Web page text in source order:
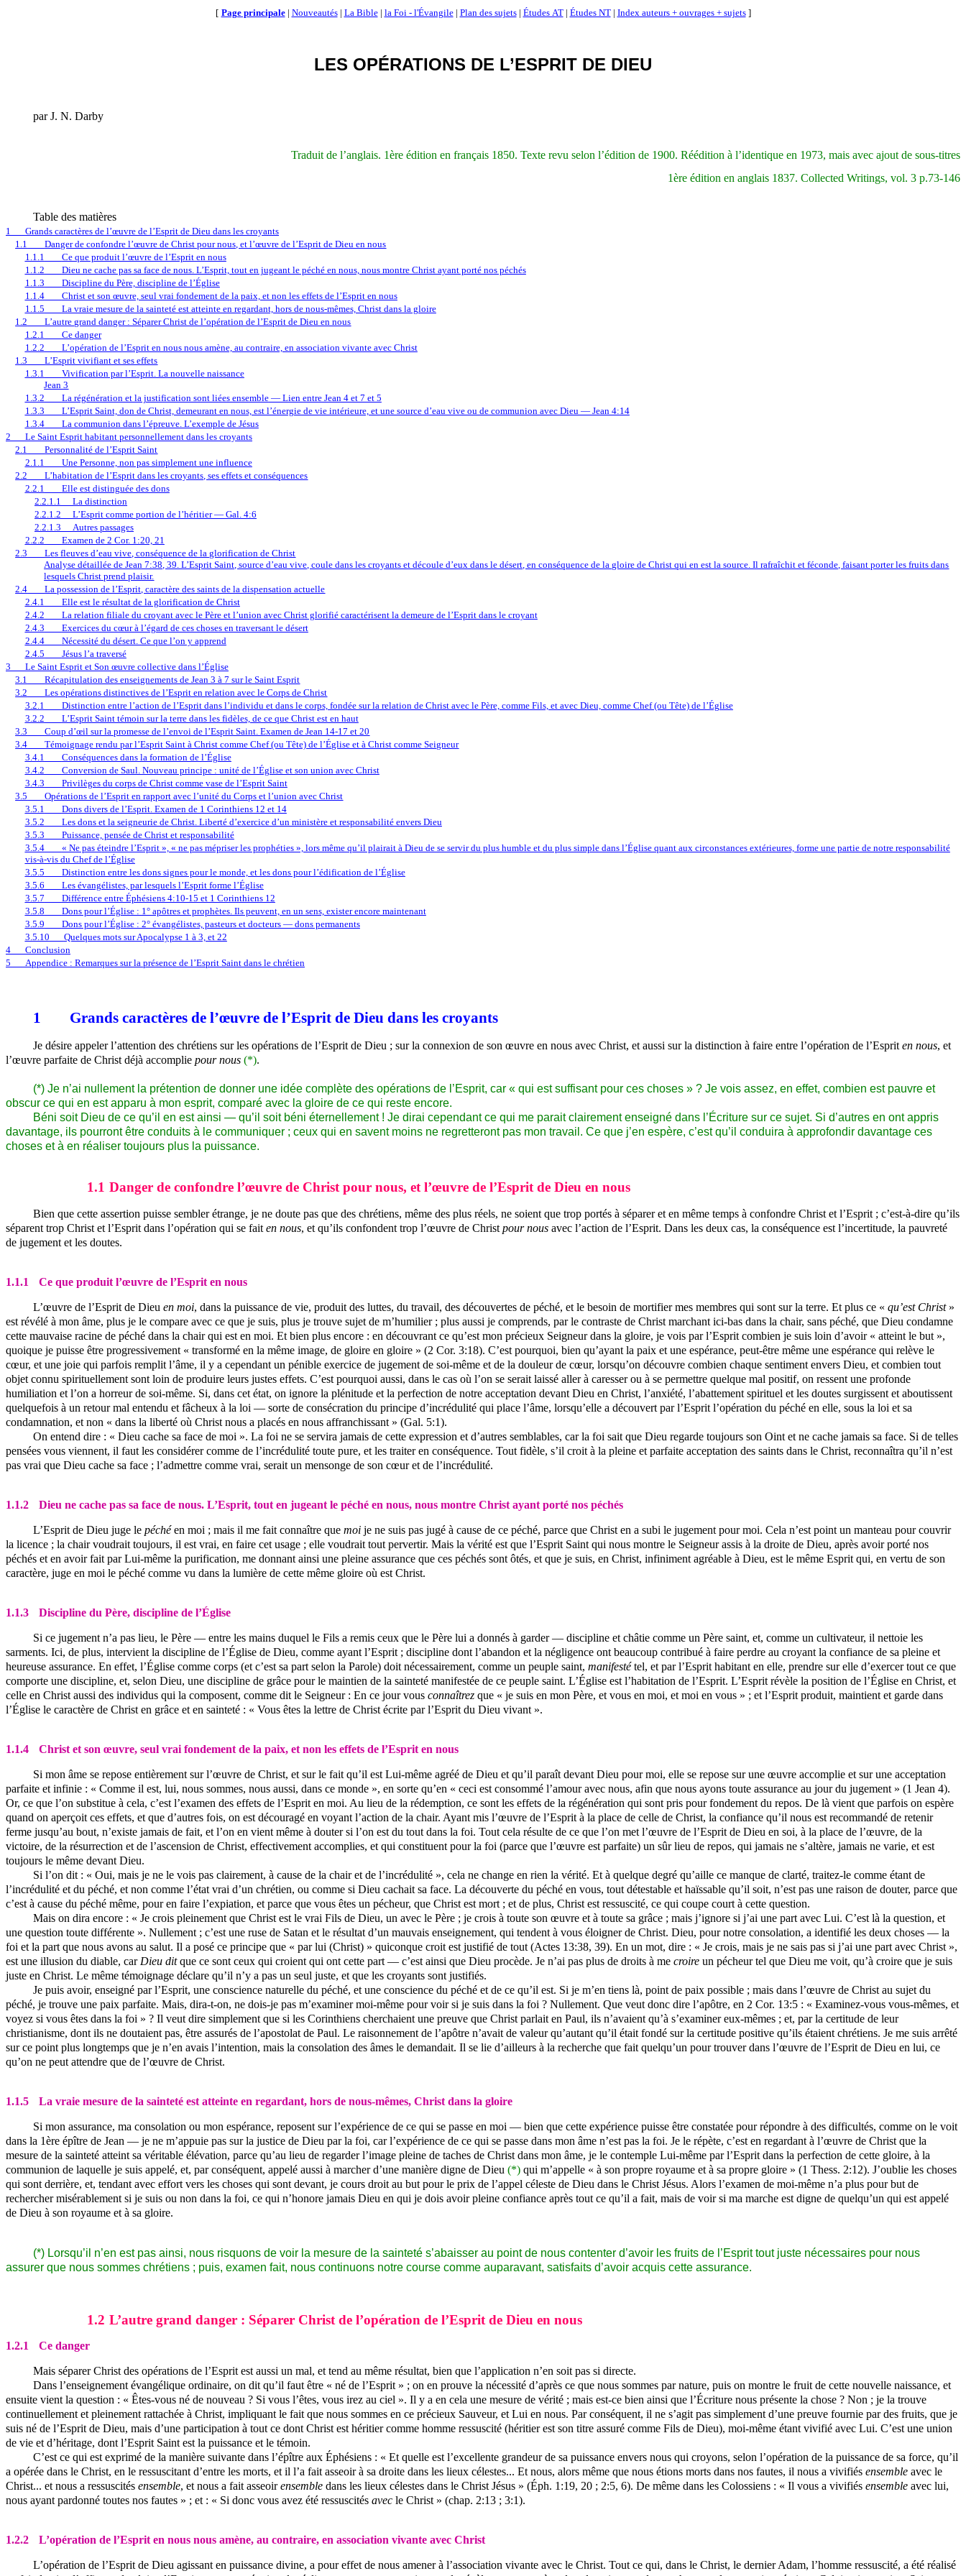
[ Page principale| Nouveautés| La Bible| la Foi - l'Évangile| Plan des sujets| Études AT| Études NT| Index auteurs + ouvrages + sujets]
LES OPÉRATIONS DE L’ESPRIT DE DIEU
par J. N. Darby
Traduit de l’anglais. 1ère édition en français 1850. Texte revu selon l’édition de 1900. Réédition à l’identique en 1973, mais avec ajout de sous-titres
1ère édition en anglais 1837. Collected Writings, vol. 3 p.73-146
Table des matières
1
Grands caractères de l’œuvre de l’Esprit de Dieu dans les croyants
1.1
Danger de confondre l’œuvre de Christ pour nous, et l’œuvre de l’Esprit de Dieu en nous
1.1.1
Ce que produit l’œuvre de l’Esprit en nous
1.1.2
Dieu ne cache pas sa face de nous. L’Esprit, tout en jugeant le péché en nous, nous montre Christ ayant porté nos péchés
1.1.3
Discipline du Père, discipline de l’Église
1.1.4
Christ et son œuvre, seul vrai fondement de la paix, et non les effets de l’Esprit en nous
1.1.5
La vraie mesure de la sainteté est atteinte en regardant, hors de nous-mêmes, Christ dans la gloire
1.2
L’autre grand danger : Séparer Christ de l’opération de l’Esprit de Dieu en nous
1.2.1
Ce danger
1.2.2
L’opération de l’Esprit en nous nous amène, au contraire, en association vivante avec Christ
1.3
L’Esprit vivifiant et ses effets
1.3.1
Vivification par l’Esprit. La nouvelle naissance
Jean 3
1.3.2
La régénération et la justification sont liées ensemble— Lien entre Jean 4 et 7 et 5
1.3.3
L’Esprit Saint, don de Christ, demeurant en nous, est l’énergie de vie intérieure, et une source d’eau vive ou de communion avec Dieu — Jean 4:14
1.3.4
La communion dans l’épreuve. L’exemple de Jésus
2
Le Saint Esprit habitant personnellement dans les croyants
2.1
Personnalité de l’Esprit Saint
2.1.1
Une Personne, non pas simplement une influence
2.2
L’habitation de l’Esprit dans les croyants, ses effets et conséquences
2.2.1
Elle est distinguée des dons
2.2.1.1
La distinction
2.2.1.2
L’Esprit comme portion de l’héritier — Gal. 4:6
2.2.1.3
Autres passages
2.2.2
Examen de 2 Cor. 1:20, 21
2.3
Les fleuves d’eau vive, conséquence de la glorification de Christ
Analyse détaillée de Jean 7:38, 39. L’Esprit Saint, source d’eau vive, coule dans les croyants et découle d’eux dans le désert, en conséquence de la gloire de Christ qui en est la source. Il rafraîchit et féconde, faisant porter les fruits dans
lesquels Christ prend plaisir.
2.4
La possession de l’Esprit, caractère des saints de la dispensation actuelle
2.4.1
Elle est le résultat de la glorification de Christ
2.4.2
La relation filiale du croyant avec le Père et l’union avec Christ glorifié caractérisent la demeure de l’Esprit dans le croyant
2.4.3
Exercices du cœur à l’égard de ces choses en traversant le désert
2.4.4
Nécessité du désert. Ce que l’on y apprend
2.4.5
Jésus l’a traversé
3
Le Saint Esprit et Son œuvre collective dans l’Église
3.1
Récapitulation des enseignements de Jean 3 à 7 sur le Saint Esprit
3.2
Les opérations distinctives de l’Esprit en relation avec le Corps de Christ
3.2.1
Distinction entre l’action de l’Esprit dans l’individu et dans le corps, fondée sur la relation de Christ avec le Père, comme Fils, et avec Dieu, comme Chef (ou Tête) de l’Église
3.2.2
L’Esprit Saint témoin sur la terre dans les fidèles, de ce que Christ est en haut
3.3
Coup d’œil sur la promesse de l’envoi de l’Esprit Saint. Examen de Jean 14-17 et 20
3.4
Témoignage rendu par l’Esprit Saint à Christ comme Chef (ou Tête) de l’Église et à Christ comme Seigneur
3.4.1
Conséquences dans la formation de l’Église
3.4.2
Conversion de Saul. Nouveau principe : unité de l’Église et son union avec Christ
3.4.3
Privilèges du corps de Christ comme vase de l’Esprit Saint
3.5
Opérations de l’Esprit en rapport avec l’unité du Corps et l’union avec Christ
3.5.1
Dons divers de l’Esprit. Examen de 1 Corinthiens 12 et 14
3.5.2
Les dons et la seigneurie de Christ. Liberté d’exercice d’un ministère et responsabilité envers Dieu
3.5.3
Puissance, pensée de Christ et responsabilité
3.5.4
« Ne pas éteindre l’Esprit », « ne pas mépriser les prophéties », lors même qu’il plairait à Dieu de se servir du plus humble et du plus simple dans l’Église quant aux circonstances extérieures, forme une partie de notre responsabilité
vis-à-vis du Chef de l’Église
3.5.5
Distinction entre les dons signes pour le monde, et les dons pour l’édification de l’Église
3.5.6
Les évangélistes, par lesquels l’Esprit forme l’Église
3.5.7
Différence entre Éphésiens 4:10-15 et 1 Corinthiens 12
3.5.8
Dons pour l’Église : 1° apôtres et prophètes. Ils peuvent, en un sens, exister encore maintenant
3.5.9
Dons pour l’Église : 2° évangélistes, pasteurs et docteurs — dons permanents
3.5.10
Quelques mots sur Apocalypse 1 à 3, et 22
4
Conclusion
5
Appendice : Remarques sur la présence de l’Esprit Saint dans le chrétien
1 Grands caractères de l’œuvre de l’Esprit de Dieu dans les croyants
Je désire appeler l’attention des chrétiens sur les opérations de l’Esprit de Dieu ; sur la connexion de son œuvre en nous avec Christ, et aussi sur la distinction à faire entre l’opération de l’Esprit en nous, et
l’œuvre parfaite de Christ déjà accomplie pour nous (*).
(*) Je n’ai nullement la prétention de donner une idée complète des opérations de l’Esprit, car « qui est suffisant pour ces choses » ? Je vois assez, en effet, combien est pauvre et
obscur ce qui en est apparu à mon esprit, comparé avec la gloire de ce qui reste encore.
Béni soit Dieu de ce qu’il en est ainsi — qu’il soit béni éternellement ! Je dirai cependant ce qui me parait clairement enseigné dans l’Écriture sur ce sujet. Si d’autres en ont appris
davantage, ils pourront être conduits à le communiquer ; ceux qui en savent moins ne regretteront pas mon travail. Ce que j’en espère, c’est qu’il conduira à approfondir davantage ces
choses et à en réaliser toujours plus la puissance.
1.1 Danger de confondre l’œuvre de Christ pour nous, et l’œuvre de l’Esprit de Dieu en nous
Bien que cette assertion puisse sembler étrange, je ne doute pas que des chrétiens, même des plus réels, ne soient que trop portés à séparer et en même temps à confondre Christ et l’Esprit ; c’est-à-dire qu’ils
séparent trop Christ et l’Esprit dans l’opération qui se fait en nous, et qu’ils confondent trop l’œuvre de Christ pour nous avec l’action de l’Esprit. Dans les deux cas, la conséquence est l’incertitude, la pauvreté
de jugement et les doutes.
1.1.1 Ce que produit l’œuvre de l’Esprit en nous
L’œuvre de l’Esprit de Dieu en moi, dansla puissance de vie, produit des luttes, du travail, des découvertes de péché, et le besoin de mortifier mes membres qui sont sur la terre. Et plus ce « qu’est Christ»
est révélé à mon âme, plus je le compare avec ce que je suis, plus je trouve sujet de m’humilier ; plus aussi je comprends, par le contraste de Christ marchant ici-bas dans la chair, sans péché, que Dieu condamne
cette mauvaise racine de péché dans la chair qui est en moi. Et bien plus encore : en découvrant ce qu’est mon précieux Seigneur dans la gloire, je vois par l’Esprit combien je suis loin d’avoir « atteint le but »,
quoique je puisse être progressivement « transformé en la même image, de gloire en gloire » (2 Cor. 3:18). C’est pourquoi, bien qu’ayant la paix et une espérance, peut-être même une espérance qui relève le
cœur, et une joie qui parfois remplit l’âme, il y a cependant un pénible exercice de jugement de soi-même et de la douleur de cœur, lorsqu’on découvre combien chaque sentiment envers Dieu, et combien tout
objet connu spirituellement sont loin de produire leurs justes effets. C’est pourquoi aussi, dans le cas où l’on se serait laissé aller à caresser ou à se permettre quelque mal positif, on ressent une profonde
humiliation et l’on a horreur de soi-même. Si, dans cet état, on ignore la plénitude et la perfection de notre acceptation devant Dieu en Christ, l’anxiété, l’abattement spirituel et les doutes surgissent et aboutissent
quelquefois à un retour mal entendu et fâcheux à la loi — sorte de consécration du principe d’incrédulité qui place l’âme, lorsqu’elle a découvert par l’Esprit l’opération du péché en elle, sous la loi et sa
condamnation, et non « dans la liberté où Christ nous a placés en nous affranchissant » (Gal. 5:1).
On entend dire : « Dieu cache sa face de moi ». La foi ne se servira jamais de cette expression et d’autres semblables, car la foi sait que Dieu regarde toujours son Oint et ne cache jamais sa face. Si de telles
pensées vous viennent, il faut les considérer comme de l’incrédulité toute pure, et les traiter en conséquence. Tout fidèle, s’il croit à la pleine et parfaite acceptation des saints dans le Christ, reconnaîtra qu’il n’est
pas vrai que Dieu cache sa face ; l’admettre comme vrai, serait un mensonge de son cœur et de l’incrédulité.
1.1.2 Dieu ne cache pas sa face de nous. L’Esprit, tout en jugeant le péché en nous, nous montre Christ ayant porté nos péchés
L’Esprit de Dieu juge le péchéen moi ; mais il me fait connaître que moi je ne suis pas jugé à cause de ce péché, parce que Christ en a subi le jugement pour moi. Cela n’est point un manteau pour couvrir
la licence ; la chair voudrait toujours, il est vrai, en faire cet usage ; elle voudrait tout pervertir. Mais la vérité est que l’Esprit Saint qui nous montre le Seigneur assis à la droite de Dieu, après avoir porté nos
péchés et en avoir fait par Lui-même la purification, me donnant ainsi une pleine assurance que ces péchés sont ôtés, et que je suis, en Christ, infiniment agréable à Dieu, est le même Esprit qui, en vertu de son
caractère, juge en moi le péché comme vu dans la lumière de cette même gloire où est Christ.
1.1.3 Discipline du Père, discipline de l’Église
Si ce jugement n’a pas lieu, le Père — entre les mains duquel le Fils a remis ceux que le Père lui a donnés à garder — discipline et châtie comme un Père saint, et, comme un cultivateur, il nettoie les
sarments. Ici, de plus, intervient la discipline de l’Église de Dieu, comme ayant l’Esprit ; discipline dont l’abandon et la négligence ont beaucoup contribué à faire perdre au croyant la confiance de sa pleine et
heureuse assurance. En effet, l’Église comme corps (et c’est sa part selon la Parole) doit nécessairement, comme un peuple saint, manifestétel, et par l’Esprit habitant en elle, prendre sur elle d’exercer tout ce que
comporte une discipline, et, selon Dieu, une discipline de grâce pour le maintien de la sainteté manifestée de ce peuple saint. L’Église est l’habitation de l’Esprit. L’Esprit révèle la position de l’Église en Christ, et
celle en Christ aussi des individus qui la composent, comme dit le Seigneur : En ce jour vous connaîtrez que « je suis en mon Père, et vous en moi, et moi en vous » ; et l’Esprit produit, maintient et garde dans
l’Église le caractère de Christ en grâce et en sainteté : « Vous êtes la lettre de Christ écrite par l’Esprit du Dieu vivant ».
1.1.4 Christ et son œuvre, seul vrai fondement de la paix, et non les effets de l’Esprit en nous
Si mon âme se repose entièrement sur l’œuvre de Christ, et sur le fait qu’il est Lui-même agréé de Dieu et qu’il paraît devant Dieu pour moi, elle se repose sur une œuvre accomplie et sur une acceptation
parfaite et infinie : « Comme il est, lui, nous sommes, nous aussi, dans ce monde », en sorte qu’en « ceci est consommé l’amour avec nous, afin que nous ayons toute assurance au jour du jugement » (1 Jean 4).
Or, ce que l’on substitue à cela, c’est l’examen des effets de l’Esprit en moi. Au lieu de la rédemption, ce sont les effets de la régénération qui sont pris pour fondement du repos. De là vient que parfois on espère
quand on aperçoit ces effets, et que d’autres fois, on est découragé en voyant l’action de la chair. Ayant mis l’œuvre de l’Esprit à la place de celle de Christ, la confiance qu’il nous est recommandé de retenir
ferme jusqu’au bout, n’existe jamais de fait, et l’on en vient même à douter si l’on est du tout dans la foi. Tout cela résulte de ce que l’on met l’œuvre de l’Esprit de Dieu en soi, à la place de l’œuvre, de la
victoire, de la résurrection et de l’ascension de Christ, effectivement accomplies, et qui constituent pour la foi (parce que l’œuvre est parfaite) un sûr lieu de repos, qui jamais ne s’altère, jamais ne varie, et est
toujours le même devant Dieu.
Si l’on dit : « Oui, mais je ne le vois pas clairement, à cause de la chair et de l’incrédulité », cela ne change en rien la vérité. Et à quelque degré qu’aille ce manque de clarté, traitez-le comme étant de
l’incrédulité et du péché, et non comme l’état vrai d’un chrétien, ou comme si Dieu cachait sa face. La découverte du péché en vous, tout détestable et haïssable qu’il soit, n’est pas une raison de douter, parce que
c’est à cause du péché même, pour en faire l’expiation, et parce que vous êtes un pécheur, que Christ est mort ; et de plus, Christ est ressuscité, ce qui coupe court à cette question.
Mais on dira encore : « Je crois pleinement que Christ est le vrai Fils de Dieu, un avec le Père ; je crois à toute son œuvre et à toute sa grâce ; mais j’ignore si j’ai une part avec Lui. C’est là la question, et
une question toute différente ». Nullement ; c’est une ruse de Satan et le résultat d’un mauvais enseignement, qui tendent à vous éloigner de Christ. Dieu, pour notre consolation, a identifié les deux choses — la
foi et la part que nous avons au salut. Il a posé ce principe que « par lui (Christ) » quiconque croit est justifié de tout (Actes 13:38, 39). En un mot, dire : « Je crois, mais je ne sais pas si j’ai une part avec Christ »,
est une illusion du diable, car Dieu ditque ce sont ceux qui croient qui ont cette part — c’est ainsi que Dieu procède. Je n’ai pas plus de droits à me croire un pécheur tel que Dieu me voit, qu’à croire que je suis
juste en Christ. Le même témoignage déclare qu’il n’y a pas un seul juste, et que les croyants sont justifiés.
Je puis avoir, enseigné par l’Esprit, une conscience naturelle du péché, et une conscience du péché et de ce qu’il est. Si je m’en tiens là, point de paix possible ; mais dans l’œuvre de Christ au sujet du
péché, je trouve une paix parfaite. Mais, dira-t-on, ne dois-je pas m’examiner moi-même pour voir si je suis dans la foi ? Nullement. Que veut donc dire l’apôtre, en 2 Cor. 13:5 : « Examinez-vous vous-mêmes, et
voyez si vous êtes dans la foi » ? Il veut dire simplement que si les Corinthiens cherchaient une preuve que Christ parlait en Paul, ils n’avaient qu’à s’examiner eux-mêmes ; et, par la certitude de leur
christianisme, dont ils ne doutaient pas, être assurés de l’apostolat de Paul. Le raisonnement de l’apôtre n’avait de valeur qu’autant qu’il était fondé sur la certitude positive qu’ils étaient chrétiens. Je me suis arrêté
sur ce point plus longtemps que je n’en avais l’intention, mais la consolation des âmes le demandait. Il se lie d’ailleurs à la recherche que fait quelqu’un pour trouver dans l’œuvre de l’Esprit de Dieu en lui, ce
qu’on ne peut attendre que de l’œuvre de Christ.
1.1.5 La vraie mesure de la sainteté est atteinte en regardant, hors de nous-mêmes, Christ dans la gloire
Si mon assurance, ma consolation ou mon espérance, reposent sur l’expérience de ce qui se passe en moi — bien que cette expérience puisse être constatée pour répondre à des difficultés, comme on le voit
dans la 1ère épître de Jean — je ne m’appuie pas sur la justice de Dieu par la foi, car l’expérience de ce qui se passe dans mon âme n’est pas la foi. Je le répète, c’est en regardant à l’œuvre de Christ que la
mesure de la sainteté atteint sa véritable élévation, parce qu’au lieu de regarder l’image pleine de taches de Christ dans mon âme, je le contemple Lui-même par l’Esprit dans la perfection de cette gloire, à la
communion de laquelle je suis appelé, et, par conséquent, appelé aussi à marcher d’une manière digne de Dieu (*) qui m’appelle « à son propre royaume et à sa propre gloire » (1 Thess. 2:12). J’oublie les choses
qui sont derrière, et, tendant avec effort vers les choses qui sont devant, je cours droit au but pour le prix de l’appel céleste de Dieu dans le Christ Jésus. Alors l’examen de moi-même n’a plus pour but de
rechercher misérablement si je suis ou non dans la foi, ce qui n’honore jamais Dieu en qui je dois avoir pleine confiance après tout ce qu’il a fait, mais de voir si ma marche est digne de quelqu’un qui est appelé
de Dieu à son royaume et à sa gloire.
(*) Lorsqu’il n’en est pas ainsi, nous risquons de voir la mesure de la sainteté s’abaisser au point de nous contenter d’avoir les fruits de l’Esprit tout juste nécessaires pour nous
assurer que nous sommes chrétiens ; puis, examen fait, nous continuons notre course comme auparavant, satisfaits d’avoir acquis cette assurance.
1.2 L’autre grand danger : Séparer Christ de l’opération de l’Esprit de Dieu en nous
1.2.1 Ce danger
Mais séparer Christ des opérations de l’Esprit est aussi un mal, et tend au même résultat, bien que l’application n’en soit pas si directe.
Dans l’enseignement évangélique ordinaire, on dit qu’il faut être « né de l’Esprit » ; on en prouve la nécessité d’après ce que nous sommes par nature, puis on montre le fruit de cette nouvelle naissance, et
ensuite vient la question : « Êtes-vous né de nouveau ? Si vous l’êtes, vous irez au ciel ». Il y a en cela une mesure de vérité ; mais est-ce bien ainsi que l’Écriture nous présente la chose ? Non ; je la trouve
continuellement et pleinement rattachée à Christ, impliquant le fait que nous sommes en ce précieux Sauveur, et Lui en nous. Par conséquent, il ne s’agit pas simplement d’une preuve fournie par des fruits, que je
suis né de l’Esprit de Dieu, mais d’une participation à tout ce dont Christ est héritier comme homme ressuscité (héritier est son titre assuré comme Fils de Dieu), moi-même étant vivifié avec Lui. C’est une union
de vie et d’héritage, dont l’Esprit Saint est la puissance et le témoin.
C’est ce qui est exprimé de la manière suivante dans l’épître aux Éphésiens : « Et quelle est l’excellente grandeur de sa puissance envers nous qui croyons, selon l’opération de la puissance de sa force, qu’il
a opérée dans le Christ, en le ressuscitant d’entre les morts, et il l’a fait asseoir à sa droite dans les lieux célestes... Et nous, alors même que nous étions morts dans nos fautes, il nous a vivifiés ensemble avec le
Christ... et nous a ressuscités ensemble, et nous a fait asseoirensemble dans les lieux célestes dans le Christ Jésus » (Éph. 1:19, 20 ; 2:5, 6). De même dans les Colossiens : « Il vous a vivifiés ensemble avec lui,
nous ayant pardonné toutes nos fautes » ; et : « Si donc vous avez été ressuscités avec le Christ » (chap. 2:13 ; 3:1).
1.2.2 L’opération de l’Esprit en nous nous amène, au contraire, en association vivante avec Christ
L’opération de l’Esprit de Dieu agissant en puissance divine, a pour effet de nous amener à l’association vivante avec le Christ. Tout ce qui, dans le Christ, le dernier Adam, l’homme ressuscité, a été réalisé